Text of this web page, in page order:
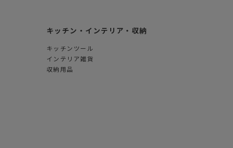
キッチン・インテリア・収納
キッチンツール
インテリア雑貨
収納用品